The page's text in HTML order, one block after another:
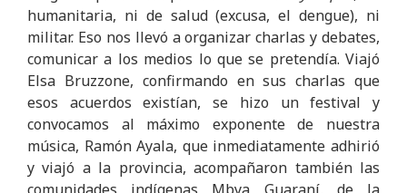
humanitaria, ni de salud (excusa, el dengue), ni
militar. Eso nos llevó a organizar charlas y debates,
comunicar a los medios lo que se pretendía. Viajó
Elsa Bruzzone, confirmando en sus charlas que
esos acuerdos existían, se hizo un festival y
convocamos al máximo exponente de nuestra
música, Ramón Ayala, que inmediatamente adhirió
y viajó a la provincia, acompañaron también las